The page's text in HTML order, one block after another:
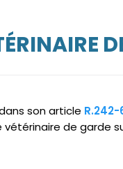
son article R.242-
de garde sur